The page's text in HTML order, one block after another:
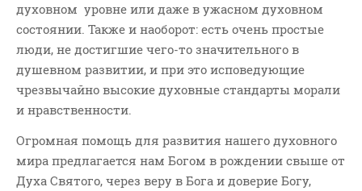
духовном уровне или даже в ужасном духовном
состоянии. Также и наоборот: есть очень простые
люди, не достигшие чего-то значительного в
душевном развитии, и при это исповедующие
чрезвычайно высокие духовные стандарты морали
и нравственности.
Огромная помощь для развития нашего духовного
мира предлагается нам Богом в рождении свыше от
Духа Святого, через веру в Бога и доверие Богу,